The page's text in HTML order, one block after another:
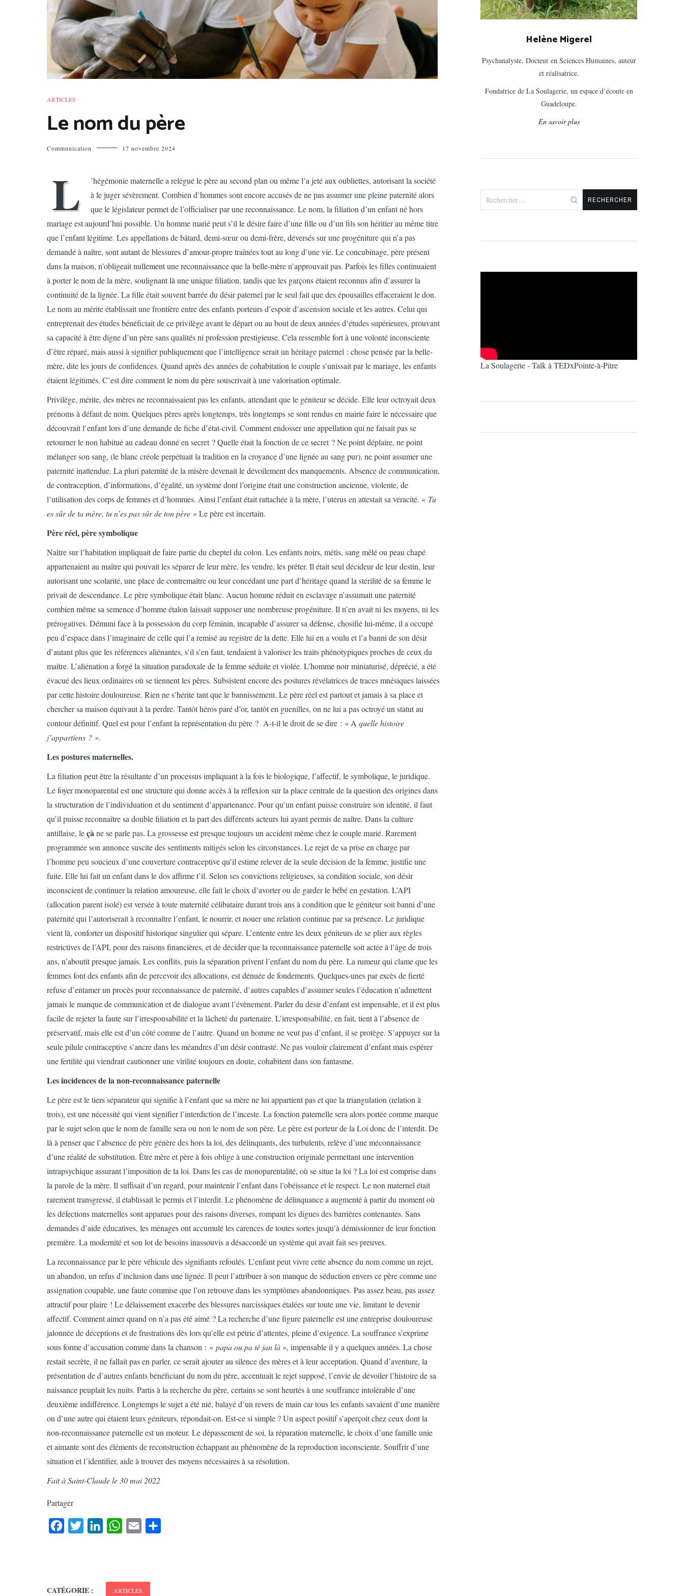
ARTICLES
Le nom du père
Communication 17 novembre 2024
L
’hégémonie maternelle a relégué le père au second plan ou même l’a jeté aux oubliettes, autorisant la société
à le juger sévèrement. Combien d’hommes sont encore accusés de ne pas assumer une pleine paternité alors
que le législateur permet de l’officialiser par une reconnaissance. Le nom, la filiation d’un enfant né hors
mariage est aujourd’hui possible. Un homme marié peut s’il le désire faire d’une fille ou d’un fils son héritier au même titre
que l’enfant légitime. Les appellations de bâtard, demi-sœur ou demi-frère, déversés sur une progéniture qui n’a pas
demandé à naître, sont autant de blessures d’amour-propre traînées tout au long d’une vie. Le concubinage, père présent
dans la maison, n’obligeait nullement une reconnaissance que la belle-mère n’approuvait pas. Parfois les filles continuaient
à porter le nom de la mère, soulignant là une unique filiation, tandis que les garçons étaient reconnus afin d’assurer la
continuité de la lignée. La fille était souvent barrée du désir paternel par le seul fait que des épousailles effaceraient le don.
Le nom au mérite établissait une frontière entre des enfants porteurs d’espoir d’ascension sociale et les autres. Celui qui
entreprenait des études bénéficiait de ce privilège avant le départ ou au bout de deux années d’études supérieures, prouvant
sa capacité à être digne d’un père sans qualités ni profession prestigieuse. Cela ressemble fort à une volonté inconsciente
d’être réparé, mais aussi à signifier publiquement que l’intelligence serait un héritage paternel : chose pensée par la belle-
mère, dite les jours de confidences. Quand après des années de cohabitation le couple s’unissait par le mariage, les enfants
étaient légitimés. C’est dire comment le nom du père souscrivait à une valorisation optimale.
Privilège, mérite, des mères ne reconnaissaient pas les enfants, attendant que le géniteur se décide. Elle leur octroyait deux
prénoms à défaut de nom. Quelques pères après longtemps, très longtemps se sont rendus en mairie faire le nécessaire que
découvrait l’enfant lors d’une demande de fiche d’état-civil. Comment endosser une appellation qui ne faisait pas se
retourner le non habitué au cadeau donné en secret ? Quelle était la fonction de ce secret ? Ne point déplaire, ne point
mélanger son sang, (le blanc créole perpétuait la tradition en la croyance d’une lignée au sang pur), ne point assumer une
paternité inattendue. La pluri paternité de la misère devenait le dévoilement des manquements. Absence de communication,
de contraception, d’informations, d’égalité, un système dont l’origine était une construction ancienne, violente, de
l’utilisation des corps de femmes et d’hommes. Ainsi l’enfant était rattachée à la mère, l’utérus en attestait sa véracité. « Tu
es sûr de ta mère, tu n’es pas sûr de ton père »Le père est incertain.
Père réel, père symbolique
Naître sur l’habitation impliquait de faire partie du cheptel du colon. Les enfants noirs, métis, sang mêlé ou peau chapé
appartenaient au maître qui pouvait les séparer de leur mère, les vendre, les prêter. Il était seul décideur de leur destin, leur
autorisant une scolarité, une place de contremaître ou leur concédant une part d’héritage quand la stérilité de sa femme le
privait de descendance. Le père symbolique était blanc. Aucun homme réduit en esclavage n’assumait une paternité
combien même sa semence d’homme étalon laissait supposer une nombreuse progéniture. Il n’en avait ni les moyens, ni les
prérogatives. Démuni face à la possession du corp féminin, incapable d’assurer sa défense, chosifié lui-même, il a occupé
peu d’espace dans l’imaginaire de celle qui l’a remisé au registre de la dette. Elle lui en a voulu et l’a banni de son désir
d’autant plus que les références aliénantes, s’il s’en faut, tendaient à valoriser les traits phénotypiques proches de ceux du
maître. L’aliénation a forgé la situation paradoxale de la femme séduite et violée. L’homme noir miniaturisé, déprécié, a été
évacué des lieux ordinaires où se tiennent les pères. Subsistent encore des postures révélatrices de traces mnésiques laissées
par cette histoire douloureuse. Rien ne s’hérite tant que le bannissement. Le père réel est partout et jamais à sa place et
chercher sa maison équivaut à la perdre. Tantôt héros paré d’or, tantôt en guenilles, on ne lui a pas octroyé un statut au
contour définitif. Quel est pour l’enfant la représentation du père ? A-t-il le droit de se dire : « A quelle histoire
j’appartiens ? ».
Les postures maternelles.
La filiation peut être la résultante d’un processus impliquant à la fois le biologique, l’affectif, le symbolique, le juridique.
Le foyer monoparental est une structure qui donne accès à la réflexion sur la place centrale de la question des origines dans
la structuration de l’individuation et du sentiment d’appartenance. Pour qu’un enfant puisse construire son identité, il faut
qu’il puisse reconnaître sa double filiation et la part des différents acteurs lui ayant permis de naître. Dans la culture
antillaise, leçàne se parle pas. La grossesse est presque toujours un accident même chez le couple marié. Rarement
programmée son annonce suscite des sentiments mitigés selon les circonstances. Le rejet de sa prise en charge par
l’homme peu soucieux d’une couverture contraceptive qu’il estime relever de la seule décision de la femme, justifie une
fuite. Elle lui fait un enfant dans le dos affirme t’il. Selon ses convictions religieuses, sa condition sociale, son désir
inconscient de continuer la relation amoureuse, elle fait le choix d’avorter ou de garder le bébé en gestation. L’API
(allocation parent isolé) est versée à toute maternité célibataire durant trois ans à condition que le géniteur soit banni d’une
paternité qui l’autoriserait à reconnaître l’enfant, le nourrir, et nouer une relation continue par sa présence. Le juridique
vient là, conforter un dispositif historique singulier qui sépare. L’entente entre les deux géniteurs de se plier aux règles
restrictives de l’API, pour des raisons financières, et de décider que la reconnaissance paternelle soit actée à l’âge de trois
ans, n’aboutit presque jamais. Les conflits, puis la séparation privent l’enfant du nom du père. La rumeur qui clame que les
femmes font des enfants afin de percevoir des allocations, est dénuée de fondements. Quelques-unes par excès de fierté
refuse d’entamer un procès pour reconnaissance de paternité, d’autres capables d’assumer seules l’éducation n’admettent
jamais le manque de communication et de dialogue avant l’évènement. Parler du désir d’enfant est impensable, et il est plus
facile de rejeter la faute sur l’irresponsabilité et la lâcheté du partenaire. L’irresponsabilité, en fait, tient à l’absence de
préservatif, mais elle est d’un côté comme de l’autre. Quand un homme ne veut pas d’enfant, il se protège. S’appuyer sur la
seule pilule contraceptive s’ancre dans les méandres d’un désir contrasté. Ne pas vouloir clairement d’enfant mais espérer
une fertilité qui viendrait cautionner une virilité toujours en doute, cohabitent dans son fantasme.
Les incidences de la non-reconnaissance paternelle
Le père est le tiers séparateur qui signifie à l’enfant que sa mère ne lui appartient pas et que la triangulation (relation à
trois), est une nécessité qui vient signifier l’interdiction de l’inceste. La fonction paternelle sera alors portée comme marque
par le sujet selon que le nom de famille sera ou non le nom de son père. Le père est porteur de la Loi donc de l’interdit. De
là à penser que l’absence de père génère des hors la loi, des délinquants, des turbulents, relève d’une méconnaissance
d’une réalité de substitution. Être mère et père à fois oblige à une construction originale permettant une intervention
intrapsychique assurant l’imposition de la loi. Dans les cas de monoparentalité, où se situe la loi ? La loi est comprise dans
la parole de la mère. Il suffisait d’un regard, pour maintenir l’enfant dans l’obéissance et le respect. Le non maternel était
rarement transgressé, il établissait le permis et l’interdit. Le phénomène de délinquance a augmenté à partir du moment où
les défections maternelles sont apparues pour des raisons diverses, rompant les digues des barrières contenantes. Sans
demandes d’aide éducatives, les ménages ont accumulé les carences de toutes sortes jusqu’à démissionner de leur fonction
première. La modernité et son lot de besoins inassouvis a désaccordé un système qui avait fait ses preuves.
La reconnaissance par le père véhicule des signifiants refoulés. L’enfant peut vivre cette absence du nom comme un rejet,
un abandon, un refus d’inclusion dans une lignée. Il peut l’attribuer à son manque de séduction envers ce père comme une
assignation coupable, une faute commise que l’on retrouve dans les symptômes abandonniques. Pas assez beau, pas assez
attractif pour plaire ! Le délaissement exacerbe des blessures narcissiques étalées sur toute une vie, limitant le devenir
affectif. Comment aimer quand on n’a pas été aimé ? La recherche d’une figure paternelle est une entreprise douloureuse
jalonnée de déceptions et de frustrations dès lors qu’elle est pétrie d’attentes, pleine d’exigence. La souffrance s’exprime
sous forme d’accusation comme dans la chanson : « papa ou pa té jan là », impensable il y a quelques années. La chose
restait secrète, il ne fallait pas en parler, ce serait ajouter au silence des mères et à leur acceptation. Quand d’aventure, la
présentation de d’autres enfants bénéficiant du nom du père, accentuait le rejet supposé, l’envie de dévoiler l’histoire de sa
naissance peuplait les nuits. Partis à la recherche du père, certains se sont heurtés à une souffrance intolérable d’une
deuxième indifférence. Longtemps le sujet a été nié, balayé d’un revers de main car tous les enfants savaient d’une manière
ou d’une autre qui étaient leurs géniteurs, répondait-on. Est-ce si simple ? Un aspect positif s’aperçoit chez ceux dont la
non-reconnaissance paternelle est un moteur. Le dépassement de soi, la réparation maternelle, le choix d’une famille unie
et aimante sont des éléments de reconstruction échappant au phénomène de la reproduction inconsciente. Souffrir d’une
situation et l’identifier, aide à trouver des moyens nécessaires à sa résolution.
Fait à Saint-Claude le 30 mai 2022
Partager
FacebookTwitter LinkedInWhatsApp
Email
CATÉGORIE : ARTICLES
Helène Migerel
Psychanalyste, Docteur en Sciences Humaines, auteur
et réalisatrice.
Fondatrice de La Soulagerie, un espace d’écoute en
Guadeloupe.
En savoir plus
La Soulagerie - Talk à TEDxPointe-à-Pitre